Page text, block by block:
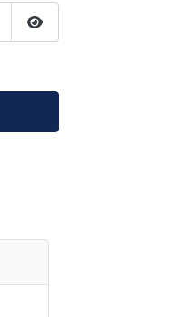
Afficher le mot de passe